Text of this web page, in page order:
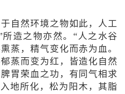
然环境之物如此，人工
造之物亦然。“人之水谷
蒸，精气变化而赤为血。
蒸而变为红，皆造化自然
胃荣血之功，有同气相求
地所化，松为阳木，其脂